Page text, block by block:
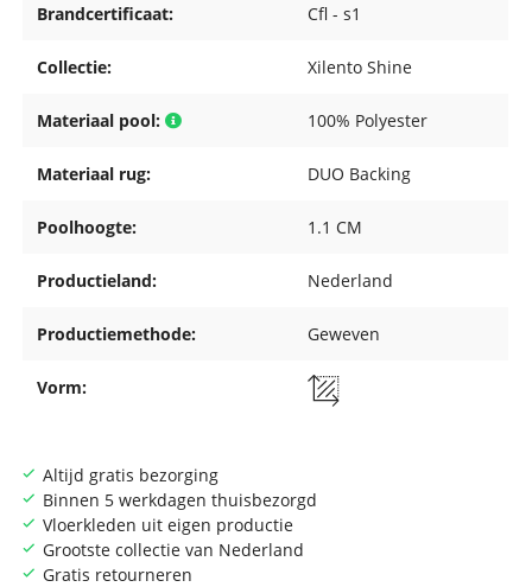
Altijd gratis bezorging
Binnen 5 werkdagen thuisbezorgd
Vloerkleden uit eigen productie
Grootste collectie van Nederland
Gratis retourneren
Brandcertificaat: Cfl - s1
Collectie: Xilento Shine
Materiaal pool: 100% Polyester
Materiaal rug: DUO Backing
Poolhoogte: 1.1 CM
Productieland: Nederland
Productiemethode: Geweven
Vorm: